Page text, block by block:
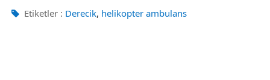
Etiketler : Derecik, helikopter ambulans